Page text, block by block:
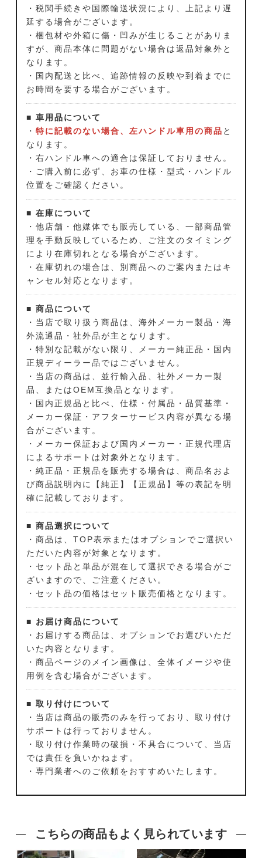
・税関手続きや国際輸送状況により、上記より遅
延する場合がございます。
・梱包材や外箱に傷・凹みが生じることがありま
すが、商品本体に問題がない場合は返品対象外と
なります。
・国内配送と比べ、追跡情報の反映や到着までに
お時間を要する場合がございます。
■ 車用品について
・ 特に記載のない場合、左ハンドル車用の商品 と
なります。
・右ハンドル車への適合は保証しておりません。
・ご購入前に必ず、お車の仕様・型式・ハンドル
位置をご確認ください。
■ 在庫について
・他店舗・他媒体でも販売している、一部商品管
理を手動反映しているため、ご注文のタイミング
により在庫切れとなる場合がございます。
・在庫切れの場合は、別商品へのご案内またはキ
ャンセル対応となります。
■ 商品について
・当店で取り扱う商品は、海外メーカー製品・海
外流通品・社外品が主となります。
・特別な記載がない限り、メーカー純正品・国内
正規ディーラー品ではございません。
・当店の商品は、並行輸入品、社外メーカー製
品、またはOEM互換品となります。
・国内正規品と比べ、仕様・付属品・品質基準・
メーカー保証・アフターサービス内容が異なる場
合がございます。
・メーカー保証および国内メーカー・正規代理店
によるサポートは対象外となります。
・純正品・正規品を販売する場合は、商品名およ
び商品説明内に【純正】【正規品】等の表記を明
確に記載しております。
■ 商品選択について
・商品は、TOP表示またはオプションでご選択い
ただいた内容が対象となります。
・セット品と単品が混在して選択できる場合がご
ざいますので、ご注意ください。
・セット品の価格はセット販売価格となります。
■ お届け商品について
・お届けする商品は、オプションでお選びいただ
いた内容となります。
・商品ページのメイン画像は、全体イメージや使
用例を含む場合がございます。
■ 取り付けについて
・当店は商品の販売のみを行っており、取り付け
サポートは行っておりません。
・取り付け作業時の破損・不具合について、当店
では責任を負いかねます。
・専門業者へのご依頼をおすすめいたします。
こちらの商品もよく見られています